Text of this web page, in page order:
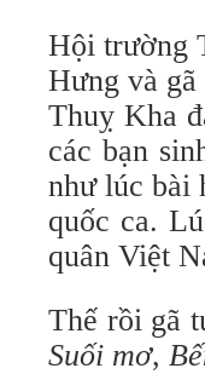
Hội trường
Hưng và
Thuỵ Kha
các bạn
như lúc bài
quốc ca.
quân Việt
Thế rồi gã
Suối mơ,